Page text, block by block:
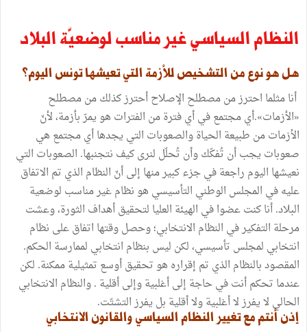
النظام السياسي غير مناسب لوضعيّة البلاد
هل هو نوع من التشخيص للأزمة التي تعيشها تونس اليوم؟
أنا مثلما احترز من مصطلح الإصلاح أحترز كذلك من مصطلح
«الأزمات».أي مجتمع في أي فترة من الفترات هو يمرّ بأزمة، لأنّ
الأزمات من طبيعة الحياة والصعوبات التي يجدها أي مجتمع هي
صعوبات يجب أن تُفكّك وأن تُحلّل لنرى كيف نتجنبها. الصعوبات التي
نعيشها اليوم راجعة في جزء كبير منها إلى أنّ النظام الذي تم الاتفاق
عليه في المجلس الوطني التأسيسي هو نظام غير مناسب لوضعية
البلاد. أنا كنت عضوا في الهيئة العليا لتحقيق أهداف الثورة، وعشت
مرحلة التفكير في النظام الانتخابي؛ وحصل وقتها اتفاق على نظام
انتخابي لمجلس تأسيسي، لكن ليس بنظام انتخابي لممارسة الحكم.
المقصود بالنظام الذي تم إقراره هو تحقيق أوسع تمثيلية ممكنة. لكن
عندما تحكم أنت في حاجة إلى أغلبية وإلى أقلية . والنظام الانتخابي
الحالي لا يفرز لا أغلبية ولا أقلية بل يفرز التشتّت.
إذن أنتم مع تغيير النظام السياسي والقانون الانتخابي